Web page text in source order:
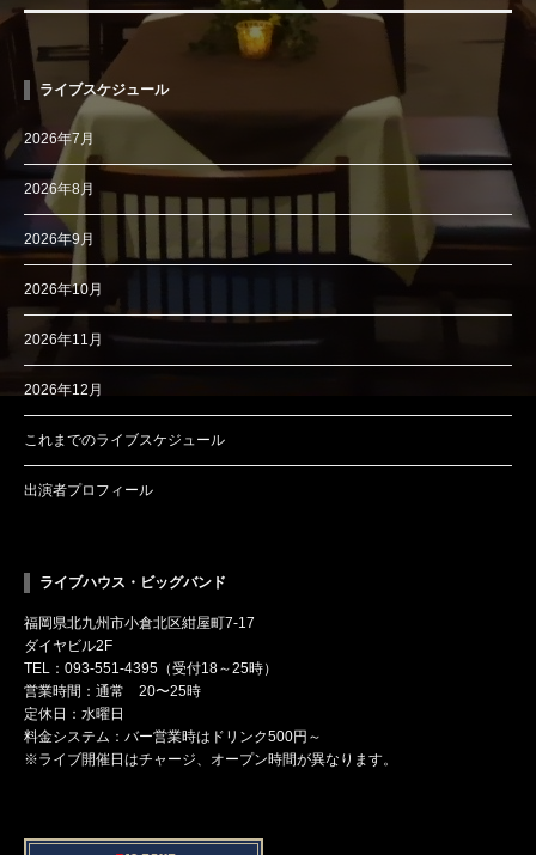
ライブスケジュール
2026年7月
2026年8月
2026年9月
2026年10月
2026年11月
2026年12月
これまでのライブスケジュール
出演者プロフィール
ライブハウス・ビッグバンド
福岡県北九州市小倉北区紺屋町7-17
ダイヤビル2F
TEL：093-551-4395（受付18～25時）
営業時間：通常 20〜25時
定休日：水曜日
料金システム：バー営業時はドリンク500円～
※ライブ開催日はチャージ、オープン時間が異なります。